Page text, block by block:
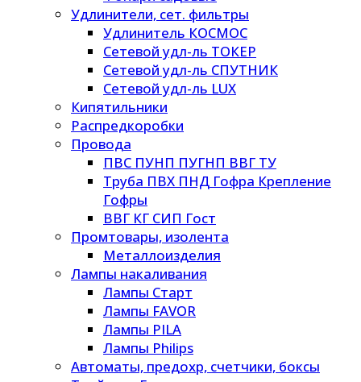
Удлинители, сет. фильтры
Удлинитель КОСМОС
Сетевой удл-ль ТОКЕР
Сетевой удл-ль СПУТНИК
Сетевой удл-ль LUX
Кипятильники
Распредкоробки
Провода
ПВС ПУНП ПУГНП ВВГ ТУ
Труба ПВХ ПНД Гофра Крепление
Гофры
ВВГ КГ СИП Гост
Промтовары, изолента
Металлоизделия
Лампы накаливания
Лампы Старт
Лампы FAVOR
Лампы PILA
Лампы Philips
Автоматы, предохр, счетчики, боксы